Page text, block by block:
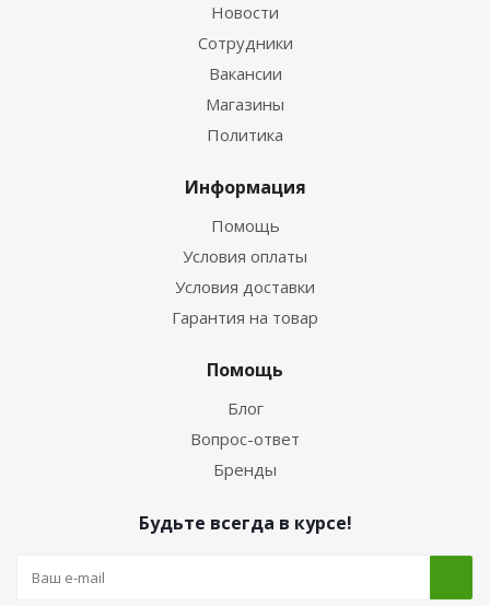
Новости
Сотрудники
Вакансии
Магазины
Политика
Информация
Помощь
Условия оплаты
Условия доставки
Гарантия на товар
Помощь
Блог
Вопрос-ответ
Бренды
Будьте всегда в курсе!